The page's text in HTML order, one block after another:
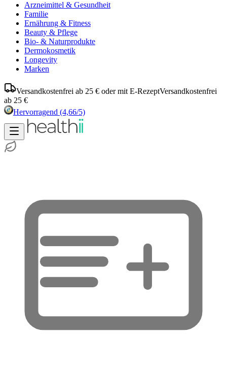
Arzneimittel & Gesundheit
Familie
Ernährung & Fitness
Beauty & Pflege
Bio- & Naturprodukte
Dermokosmetik
Longevity
Marken
Versandkostenfrei ab 25 € oder mit E-RezeptVersandkostenfrei
ab 25 €
Hervorragend (4,66/5)